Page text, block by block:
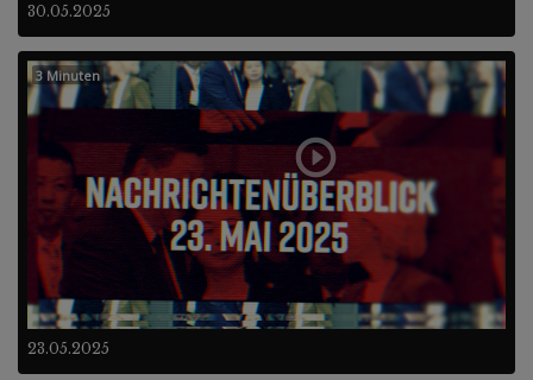
30.05.2025
23.05.2025
3 Minuten